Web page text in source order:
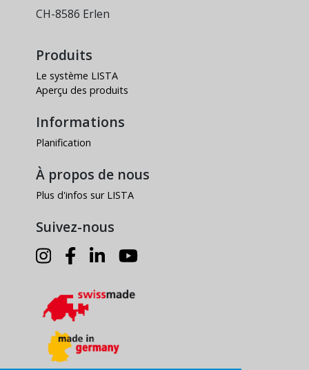
CH-8586 Erlen
Produits
Le système LISTA
Aperçu des produits
Informations
Planification
À propos de nous
Plus d'infos sur LISTA
Suivez-nous